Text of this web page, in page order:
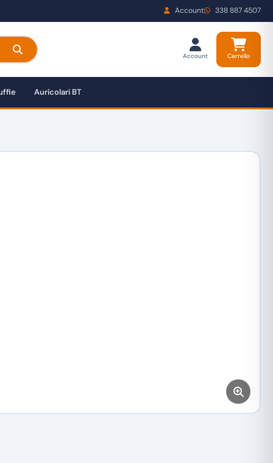
Account 338 887 4507
Account Carrello
Auricolari BT